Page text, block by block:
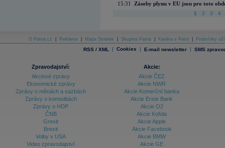
15:31
Zásoby plynu v EU jsou pro toto
1 2 3 4
O Patria.cz Reklama Mapa Stránek Skupina Patria Kariéra v Patrii Podmínky
RSS / XML | Cookies | E-mail newsletter | SMS
Zpravodajství:
Akciové zprávy
Ekonomické zprávy
Zprávy o měnách a sazbách
Zprávy o komoditách
Zprávy o HDP
ČNB
Grexit
Brexit
Volby v USA
Video zpravodajství
Akcie:
Akcie ČEZ
Akcie NWR
Akcie Komerční banka
Akcie Erste Bank
Akcie O2
Akcie Kofola
Akcie Apple
Akcie Facebook
Akcie BMW
Akcie GE